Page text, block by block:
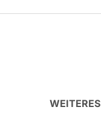
WEITERES